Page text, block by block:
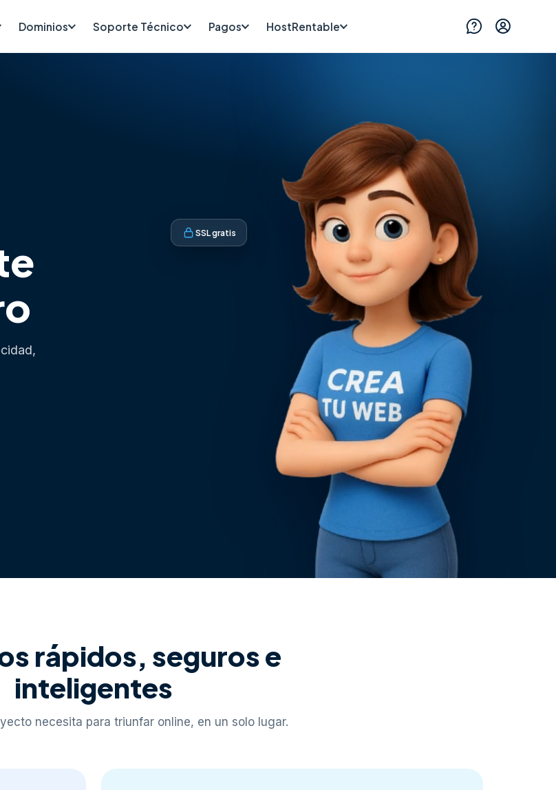
Dominios Soporte Técnico Pagos HostRentable
SSL gratis
rápidos, seguros e
inteligentes
necesita para triunfar online, en un solo lugar.